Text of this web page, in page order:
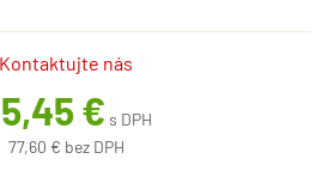
Kontaktujte nás
€ s DPH
77,60 € bez DPH